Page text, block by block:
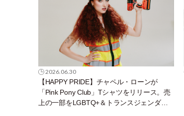
2026.06.30
【HAPPY PRIDE】チャペル・ローンが
「Pink Pony Club」Tシャツをリリース。売
上の一部をLGBTQ+＆トランスジェンダー